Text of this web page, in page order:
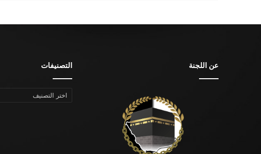
عن اللجنة التصنيفات
التصنيفات